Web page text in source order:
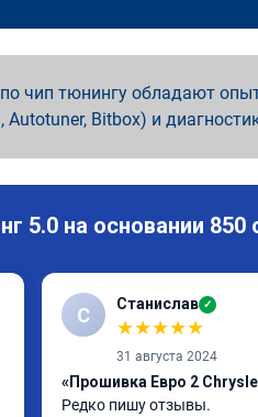
чип тюнингу обладают
Autotuner, Bitbox) и
5.0 на основании 850
С Станислав ✓
★★★★★
31 августа 2024
«Прошивка Евро 2
Редко пишу отзывы.